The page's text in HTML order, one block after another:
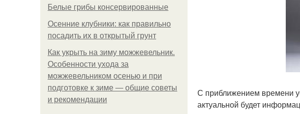
Белые грибы консервированные
Осенние клубники: как правильно
посадить их в открытый грунт
Как укрыть на зиму можжевельник.
Особенности ухода за
можжевельником осенью и при
подготовке к зиме — общие советы
и рекомендации
С приближением времени
актуальной будет